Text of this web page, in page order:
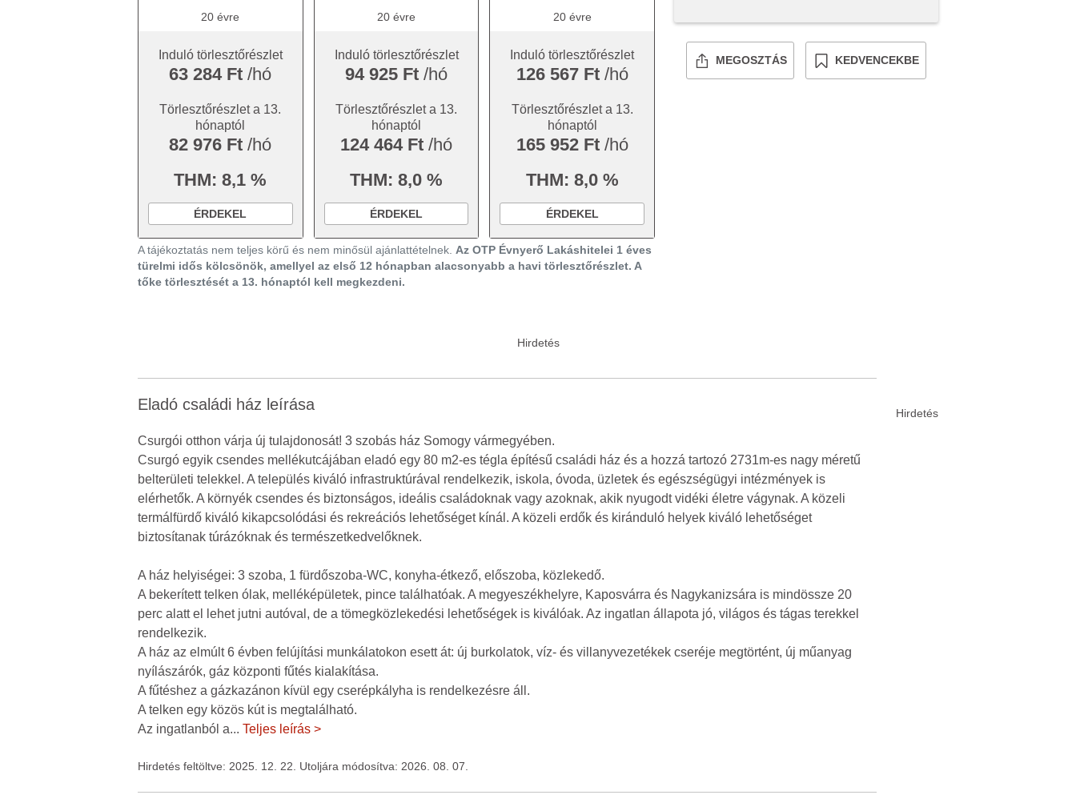
20 évre
Induló törlesztőrészlet
63 284 Ft/hó
Törlesztőrészlet a 13.
hónaptól
82 976 Ft/hó
THM: 8,1 %
ÉRDEKEL
20 évre
Induló törlesztőrészlet
94 925 Ft /hó
Törlesztőrészlet a 13.
hónaptól
124 464 Ft /hó
THM: 8,0 %
ÉRDEKEL
20 évre
Induló törlesztőrészlet
126 567 Ft /hó
Törlesztőrészlet a 13.
hónaptól
165 952 Ft /hó
THM: 8,0 %
ÉRDEKEL
A tájékoztatás nem teljes körű és nem minősül ajánlattételnek. Az OTP Évnyerő Lakáshitelei 1 éves
türelmi idős kölcsönök, amellyel az első 12 hónapban alacsonyabb a havi törlesztőrészlet. A
tőke törlesztését a 13. hónaptól kell megkezdeni.
MEGOSZTÁS KEDVENCEKBE
Eladó családi ház leírása
Csurgói otthon várja új tulajdonosát! 3 szobás ház Somogy vármegyében.
Csurgó egyik csendes mellékutcájában eladó egy 80 m2-es tégla építésű családi ház és a hozzá tartozó 2731m-es nagy méretű
belterületi telekkel. A település kiváló infrastruktúrával rendelkezik, iskola, óvoda, üzletek és egészségügyi intézmények is
elérhetők. A környék csendes és biztonságos, ideális családoknak vagy azoknak, akik nyugodt vidéki életre vágynak. A közeli
termálfürdő kiváló kikapcsolódási és rekreációs lehetőséget kínál. A közeli erdők és kiránduló helyek kiváló lehetőséget
biztosítanak túrázóknak és természetkedvelőknek.
A ház helyiségei: 3 szoba, 1 fürdőszoba-WC, konyha-étkező, előszoba, közlekedő.
A bekerített telken ólak, melléképületek, pince találhatóak. A megyeszékhelyre, Kaposvárra és Nagykanizsára is mindössze 20
perc alatt el lehet jutni autóval, de a tömegközlekedési lehetőségek is kiválóak. Az ingatlan állapota jó, világos és tágas terekkel
rendelkezik.
A ház az elmúlt 6 évben felújítási munkálatokon esett át: új burkolatok, víz- és villanyvezetékek cseréje megtörtént, új műanyag
nyílászárók, gáz központi fűtés kialakítása.
A fűtéshez a gázkazánon kívül egy cserépkályha is rendelkezésre áll.
A telken egy közös kút is megtalálható.
Az ingatlanból a... Teljes leírás >
Hirdetés feltöltve: 2025. 12. 22. Utoljára módosítva: 2026. 08. 07.